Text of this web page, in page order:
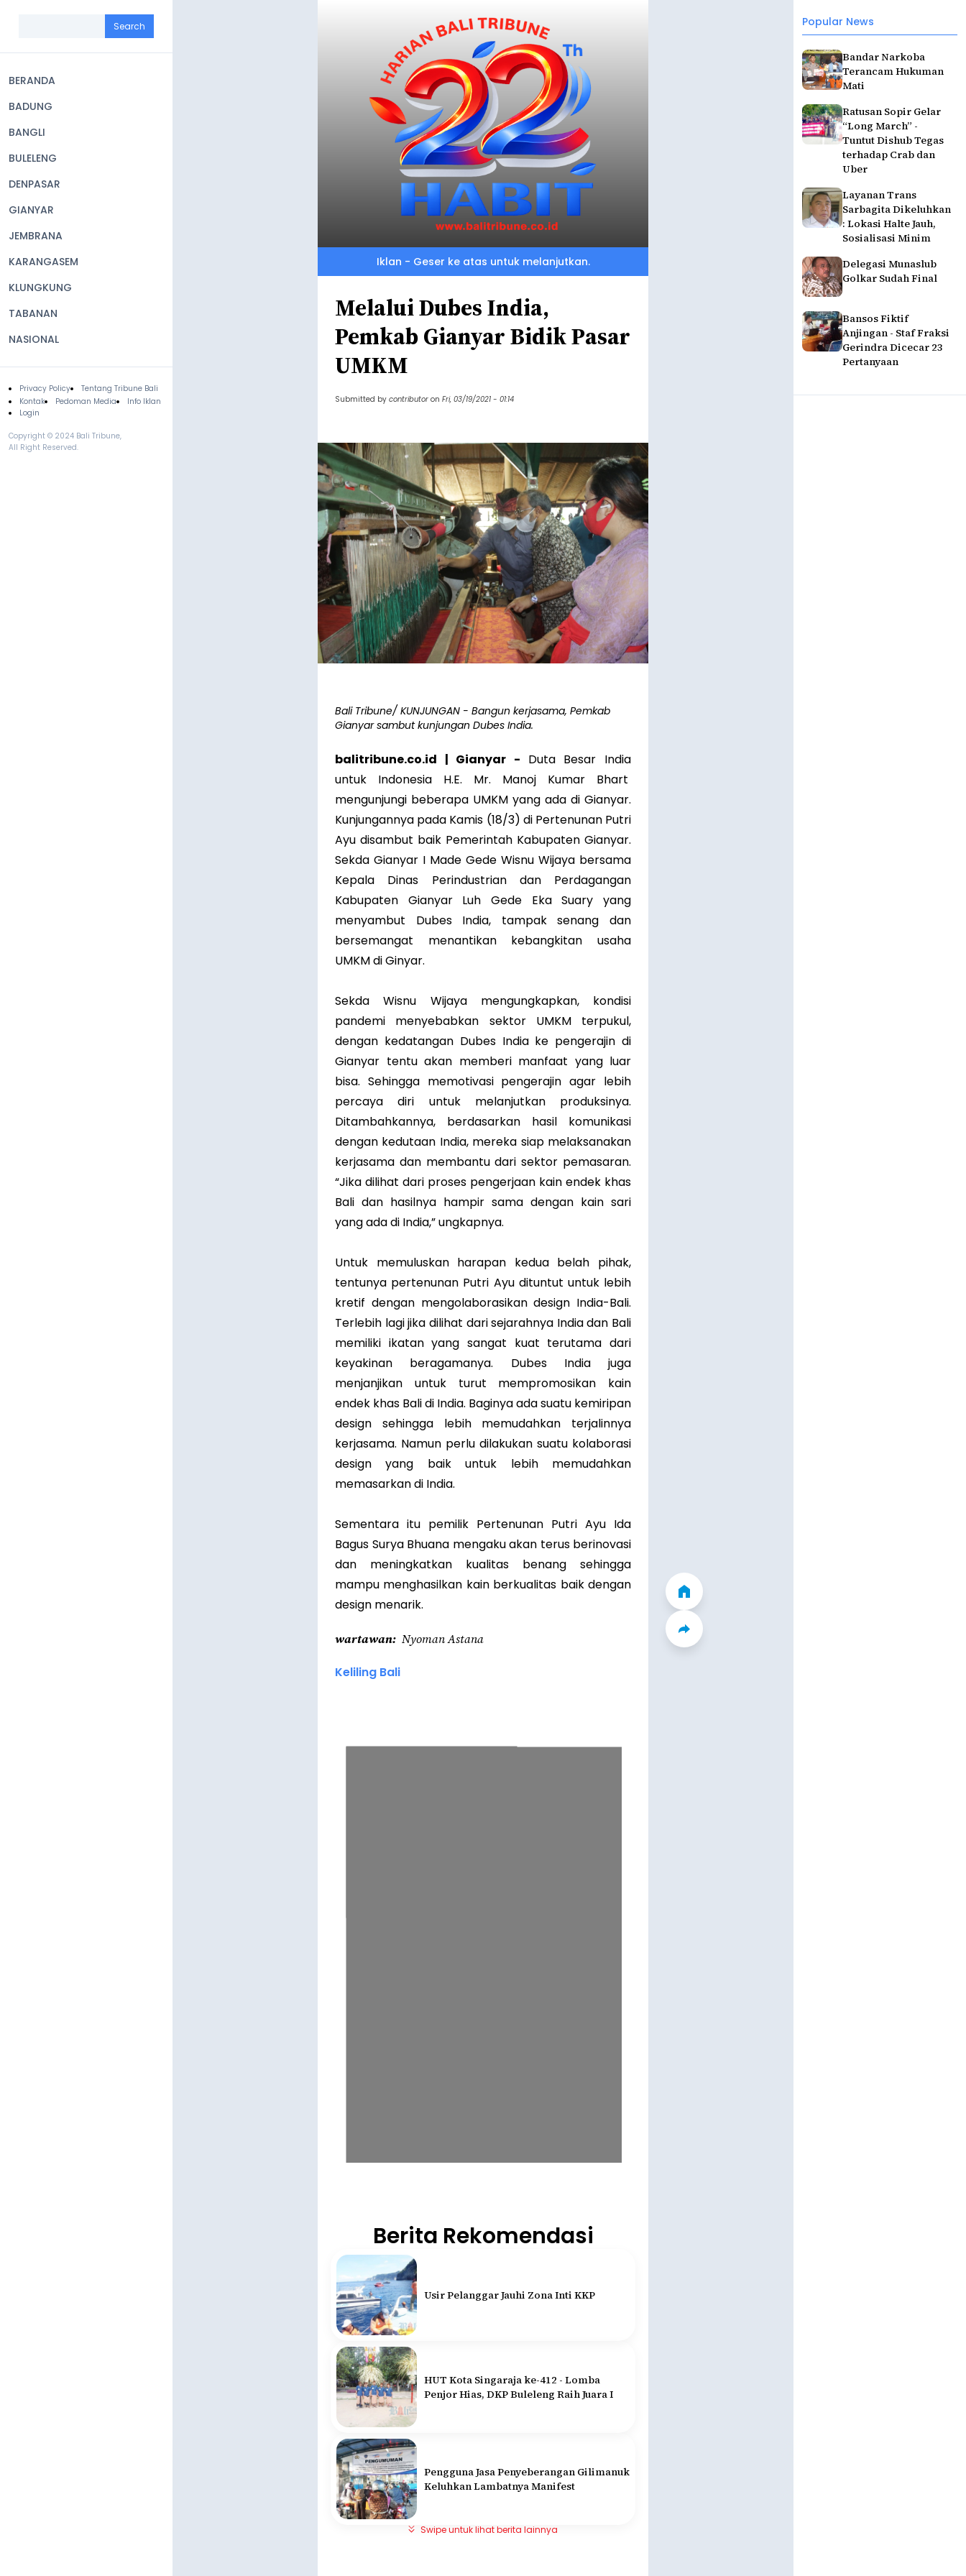
navigation
BERANDA
BADUNG
BANGLI
BULELENG
DENPASAR
GIANYAR
JEMBRANA
KARANGASEM
KLUNGKUNG
TABANAN
NASIONAL
Footer
Privacy Policy
Tentang Tribune Bali
Kontak
Pedoman Media
Info Iklan
Login
Copyright © 2024 Bali Tribune,
All Right Reserved.
Popular News
Bandar Narkoba
Terancam Hukuman
Mati
Ratusan Sopir Gelar
“Long March” -
Tuntut Dishub Tegas
terhadap Crab dan
Uber
Layanan Trans
Sarbagita Dikeluhkan
: Lokasi Halte Jauh,
Sosialisasi Minim
Delegasi Munaslub
Golkar Sudah Final
Bansos Fiktif
Anjingan - Staf Fraksi
Gerindra Dicecar 23
Pertanyaan
Iklan - Geser ke atas untuk melanjutkan.
Melalui Dubes India,
Pemkab Gianyar Bidik Pasar
UMKM
Submitted by contributor on Fri, 03/19/2021 - 01:14
Bali Tribune/ KUNJUNGAN - Bangun kerjasama, Pemkab
Gianyar sambut kunjungan Dubes India.
balitribune.co.id | Gianyar - Duta Besar India
untuk Indonesia H.E. Mr. Manoj Kumar Bhart
mengunjungi beberapa UMKM yang ada di Gianyar.
Kunjungannya pada Kamis (18/3) di Pertenunan Putri
Ayu disambut baik Pemerintah Kabupaten Gianyar.
Sekda Gianyar I Made Gede Wisnu Wijaya bersama
Kepala Dinas Perindustrian dan Perdagangan
Kabupaten Gianyar Luh Gede Eka Suary yang
menyambut Dubes India, tampak senang dan
bersemangat menantikan kebangkitan usaha
UMKM di Ginyar.
Sekda Wisnu Wijaya mengungkapkan, kondisi
pandemi menyebabkan sektor UMKM terpukul,
dengan kedatangan Dubes India ke pengerajin di
Gianyar tentu akan memberi manfaat yang luar
bisa. Sehingga memotivasi pengerajin agar lebih
percaya diri untuk melanjutkan produksinya.
Ditambahkannya, berdasarkan hasil komunikasi
dengan kedutaan India, mereka siap melaksanakan
kerjasama dan membantu dari sektor pemasaran.
“Jika dilihat dari proses pengerjaan kain endek khas
Bali dan hasilnya hampir sama dengan kain sari
yang ada di India,” ungkapnya.
Untuk memuluskan harapan kedua belah pihak,
tentunya pertenunan Putri Ayu dituntut untuk lebih
kretif dengan mengolaborasikan design India-Bali.
Terlebih lagi jika dilihat dari sejarahnya India dan Bali
memiliki ikatan yang sangat kuat terutama dari
keyakinan beragamanya. Dubes India juga
menjanjikan untuk turut mempromosikan kain
endek khas Bali di India. Baginya ada suatu kemiripan
design sehingga lebih memudahkan terjalinnya
kerjasama. Namun perlu dilakukan suatu kolaborasi
design yang baik untuk lebih memudahkan
memasarkan di India.
Sementara itu pemilik Pertenunan Putri Ayu Ida
Bagus Surya Bhuana mengaku akan terus berinovasi
dan meningkatkan kualitas benang sehingga
mampu menghasilkan kain berkualitas baik dengan
design menarik.
wartawan Nyoman Astana
Keliling Bali
Berita Rekomendasi
Usir Pelanggar Jauhi Zona Inti KKP
HUT Kota Singaraja ke-412 - Lomba
Penjor Hias, DKP Buleleng Raih Juara I
Pengguna Jasa Penyeberangan Gilimanuk
Keluhkan Lambatnya Manifest
Swipe untuk lihat berita lainnya